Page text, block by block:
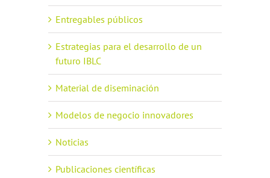
Entregables públicos
Estrategias para el desarrollo de un
futuro IBLC
Material de diseminación
Modelos de negocio innovadores
Noticias
Publicaciones científicas